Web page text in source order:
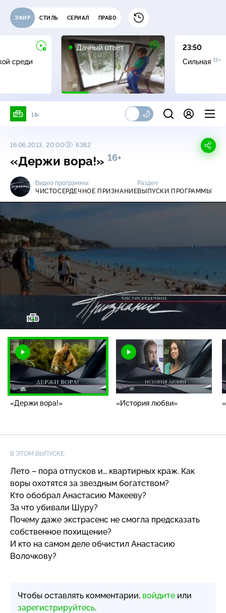
ЭФИР СТИЛЬ СЕРИАЛ ПРАВО
среди
Дачный ответ
0+
23:50
Сильная 16+
18+
16.06.2013, 20:00 6382
«Держи вора!» 16+
Видео программы
ЧИСТОСЕРДЕЧНОЕ ПРИЗНАНИЕ
Раздел
ВЫПУСКИ ПРОГРАММЫ
«Держи вора!» «История любви»
В ЭТОМ ВЫПУСКЕ:
Лето – пора отпусков и… квартирных краж. Как
воры охотятся за звездным богатством?
Кто обобрал Анастасию Макееву?
За что убивали Шуру?
Почему даже экстрасенс не смогла предсказать
собственное похищение?
И кто на самом деле обчистил Анастасию
Волочкову?
Чтобы оставлять комментарии, войдите или
зарегистрируйтесь.